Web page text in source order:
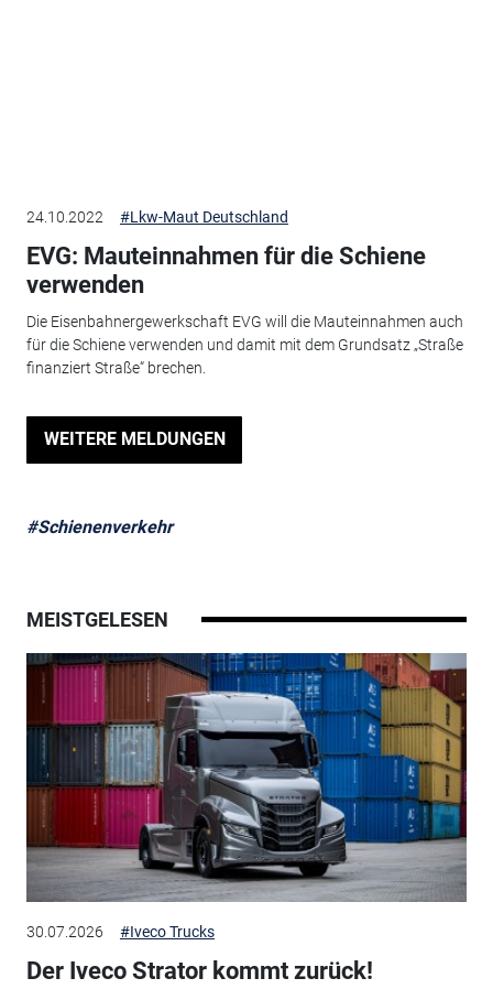
24.10.2022 #Lkw-Maut Deutschland
EVG: Mauteinnahmen für die Schiene
verwenden
Die Eisenbahnergewerkschaft EVG will die Mauteinnahmen auch
für die Schiene verwenden und damit mit dem Grundsatz „Straße
finanziert Straße“ brechen.
WEITERE MELDUNGEN
#Schienenverkehr
MEISTGELESEN
30.07.2026 #Iveco Trucks
Der Iveco Strator kommt zurück!